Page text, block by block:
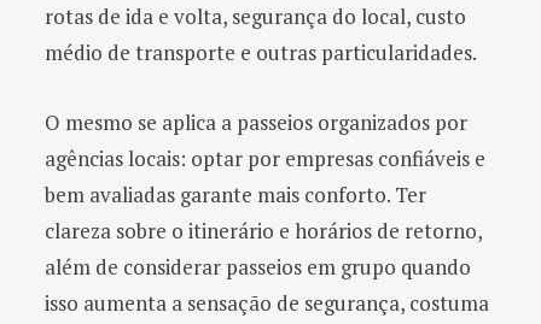
rotas de ida e volta, segurança do local, custo
médio de transporte e outras particularidades.
O mesmo se aplica a passeios organizados por
agências locais: optar por empresas confiáveis e
bem avaliadas garante mais conforto. Ter
clareza sobre o itinerário e horários de retorno,
além de considerar passeios em grupo quando
isso aumenta a sensação de segurança, costuma